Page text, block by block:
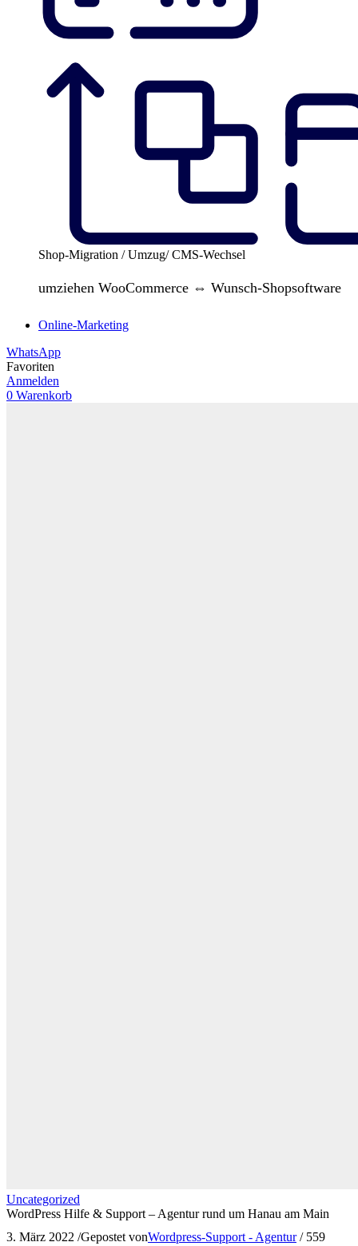
Shop-Migration / Umzug/ CMS-Wechsel
umziehen WooCommerce ⇔ Wunsch-Shopsoftware
Online-Marketing
WhatsApp
Favoriten
Anmelden
0 Warenkorb
Uncategorized
WordPress Hilfe & Support – Agentur rund um Hanau am Main
3. März 2022 /Gepostet vonWordpress-Support - Agentur / 559